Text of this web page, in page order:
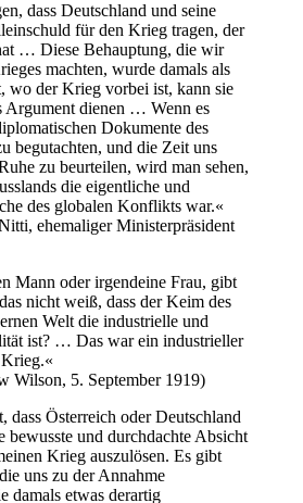
dass Deutschland und seine
für den Krieg tragen, der
… Diese Behauptung, die wir
machten, wurde damals als
wo der Krieg vorbei ist, kann sie
Argument dienen … Wenn es
Dokumente des
begutachten, und die Zeit uns
zu beurteilen, wird man sehen,
die eigentliche und
des globalen Konflikts war.«
ehemaliger Ministerpräsident
Mann oder irgendeine Frau, gibt
nicht weiß, dass der Keim des
Welt die industrielle und
ist? … Das war ein industrieller
Wilson, 5. September 1919)
dass Österreich oder Deutschland
bewusste und durchdachte Absicht
Krieg auszulösen. Es gibt
uns zu der Annahme
damals etwas derartig